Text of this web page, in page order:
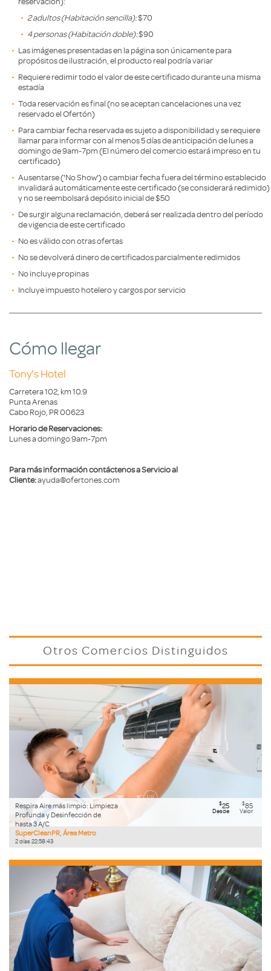
2 adultos (Habitación sencilla):$70
4 personas (Habitación doble):$90
Las imágenes presentadas en la página son únicamente para
propósitos de ilustración, el producto real podría variar
Requiere redimir todo el valor de este certificado durante una misma
estadía
Toda reservación es final (no se aceptan cancelaciones una vez
reservado el Ofertón)
Para cambiar fecha reservada es sujeto a disponibilidad y se requiere
llamar para informar con al menos 5 días de anticipación de lunes a
domingo de 9am-7pm (El número del comercio estará impreso en tu
certificado)
Ausentarse ('No Show') o cambiar fecha fuera del término establecido
invalidará automáticamente este certificado (se considerará redimido)
y no se reembolsará depósito inicial de $50
De surgir alguna reclamación, deberá ser realizada dentro del período
de vigencia de este certificado
No es válido con otras ofertas
No se devolverá dinero de certificados parcialmente redimidos
No incluye propinas
Incluye impuesto hotelero y cargos por servicio
Cómo llegar
Tony's Hotel
Carretera 102, km 10.9
Punta Arenas
Cabo Rojo, PR 00623
Horario de Reservaciones:
Lunes a domingo 9am-7pm
Para más información contáctenos a Servicio al
Cliente:ayuda@ofertones.com
Otros Comercios Distinguidos
Respira Aire más limpio: Limpieza
Profunda y Desinfección de
hasta 3 A/C
SuperCleanPR, Área Metro
2días 22:58:42
$25
Desde
$85
Valor